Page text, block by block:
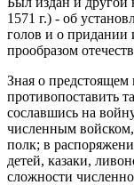
1571 г.) - об
голов и о придании
прообразом
Зная о предстоящем
противопоставить
сославшись на
численным
полк; в
детей, казаки,
сложности